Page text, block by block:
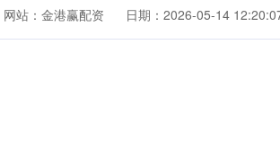
网站：金港赢配资 日期：2026-05-14